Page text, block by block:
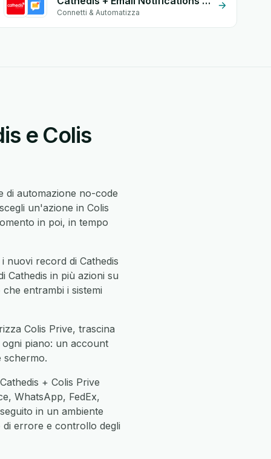
Connetti & Automatizza
e Colis
di automazione no-code
un'azione in Colis
in poi, in tempo
nuovi record di Cathedis
Cathedis in più azioni su
entrambi i sistemi
Colis Prive, trascina
piano: un account
schermo.
+ Colis Prive
WhatsApp, FedEx,
in un ambiente
di errore e controllo degli